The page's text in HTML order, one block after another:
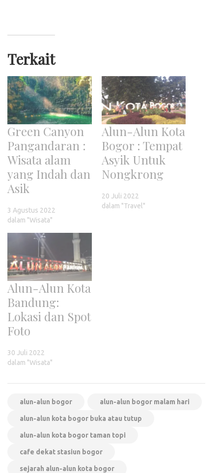
Terkait
Green Canyon
Pangandaran :
Wisata alam
yang Indah dan
Asik
3 Agustus 2022
dalam "Wisata"
Alun-Alun Kota
Bogor : Tempat
Asyik Untuk
Nongkrong
20 Juli 2022
dalam "Travel"
Alun-Alun Kota
Bandung:
Lokasi dan Spot
Foto
30 Juli 2022
dalam "Wisata"
alun-alun bogor alun-alun bogor malam hari
alun-alun kota bogor buka atau tutup
alun-alun kota bogor taman topi
cafe dekat stasiun bogor
sejarah alun-alun kota bogor